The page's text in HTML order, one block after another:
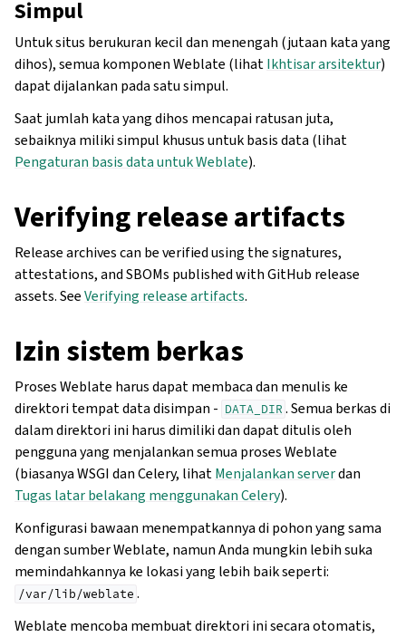
Simpul
Untuk situs berukuran kecil dan menengah (jutaan kata yang
dihos), semua komponen Weblate (lihatIkhtisar arsitektur)
dapat dijalankan pada satu simpul.
Saat jumlah kata yang dihos mencapai ratusan juta,
sebaiknya miliki simpul khusus untuk basis data (lihat
Pengaturan basis data untuk Weblate).
Verifying release artifacts
Release archives can be verified using the signatures,
attestations, and SBOMs published with GitHub release
assets. SeeVerifying release artifacts.
Izin sistem berkas
Proses Weblate harus dapat membaca dan menulis ke
direktori tempat data disimpan - DATA_DIR . Semua berkas di
dalam direktori ini harus dimiliki dan dapat ditulis oleh
pengguna yang menjalankan semua proses Weblate
(biasanya WSGI dan Celery, lihatMenjalankan serverdan
Tugas latar belakang menggunakan Celery).
Konfigurasi bawaan menempatkannya di pohon yang sama
dengan sumber Weblate, namun Anda mungkin lebih suka
memindahkannya ke lokasi yang lebih baik seperti:
/var/lib/weblate .
Weblate mencoba membuat direktori ini secara otomatis,